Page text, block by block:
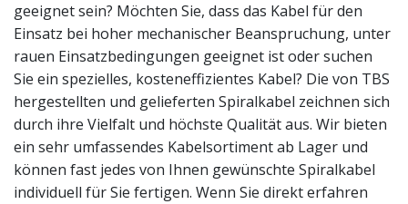
geeignet sein? Möchten Sie, dass das Kabel für den
Einsatz bei hoher mechanischer Beanspruchung, unter
rauen Einsatzbedingungen geeignet ist oder suchen
Sie ein spezielles, kosteneffizientes Kabel? Die von TBS
hergestellten und gelieferten Spiralkabel zeichnen sich
durch ihre Vielfalt und höchste Qualität aus. Wir bieten
ein sehr umfassendes Kabelsortiment ab Lager und
können fast jedes von Ihnen gewünschte Spiralkabel
individuell für Sie fertigen. Wenn Sie direkt erfahren